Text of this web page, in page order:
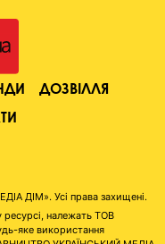
ДОЗВІЛЛЯ
ДІМ». Усі права захищені.
ресурсі, належать ТОВ
яке використання